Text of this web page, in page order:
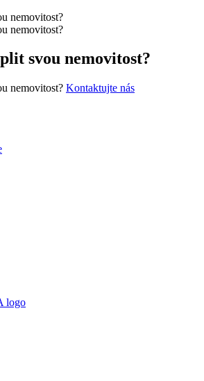
svou nemovitost?
Kontaktujte nás